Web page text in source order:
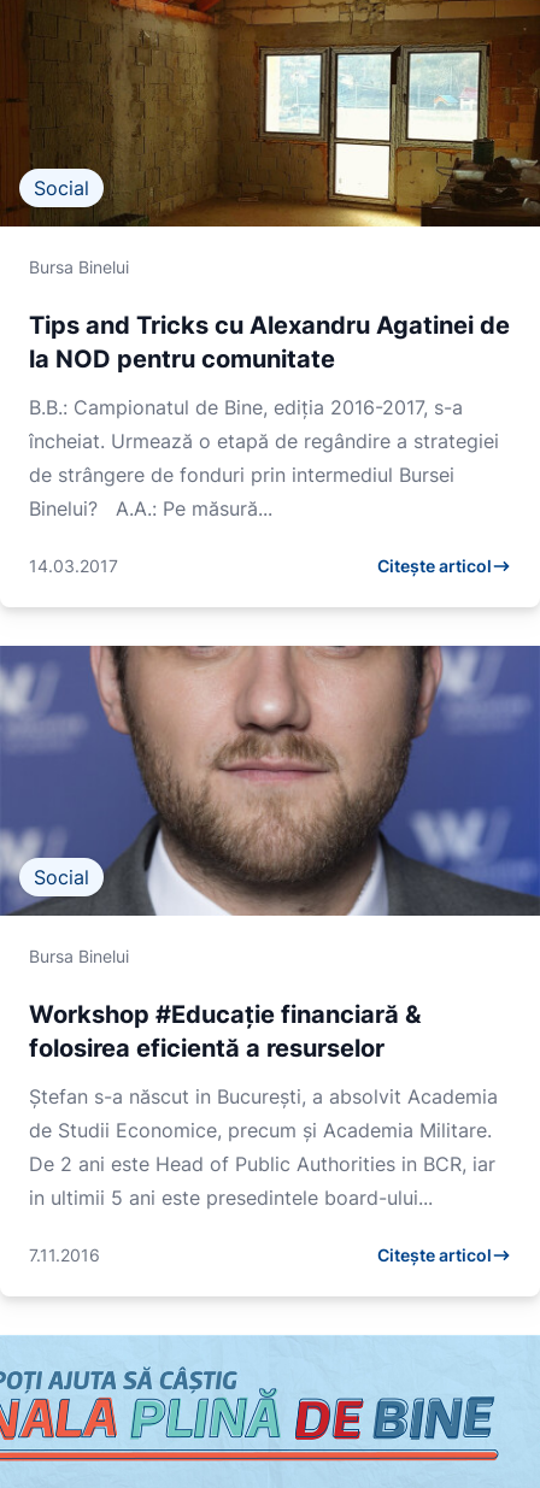
Social
Bursa Binelui
Tips and Tricks cu Alexandru Agatinei de
la NOD pentru comunitate
B.B.: Campionatul de Bine, ediția 2016-2017, s-a
încheiat. Urmează o etapă de regândire a strategiei
de strângere de fonduri prin intermediul Bursei
Binelui? A.A.: Pe măsură...
14.03.2017 Citește articol
Social
Bursa Binelui
Workshop #Educație financiară &
folosirea eficientă a resurselor
Ștefan s-a născut in București, a absolvit Academia
de Studii Economice, precum și Academia Militare.
De 2 ani este Head of Public Authorities in BCR, iar
in ultimii 5 ani este presedintele board-ului...
7.11.2016 Citește articol